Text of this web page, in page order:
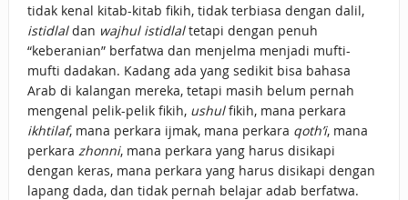
tidak kenal kitab-kitab fikih, tidak terbiasa dengan dalil,
istidlaldan wajhul istidlaltetapi dengan penuh
“keberanian” berfatwa dan menjelma menjadi mufti-
mufti dadakan. Kadang ada yang sedikit bisa bahasa
Arab di kalangan mereka, tetapi masih belum pernah
mengenal pelik-pelik fikih, ushulfikih, mana perkara
ikhtilaf, mana perkara ijmak, mana perkara qoth’i, mana
perkara zhonni, mana perkara yang harus disikapi
dengan keras, mana perkara yang harus disikapi dengan
lapang dada, dan tidak pernah belajar adab berfatwa.